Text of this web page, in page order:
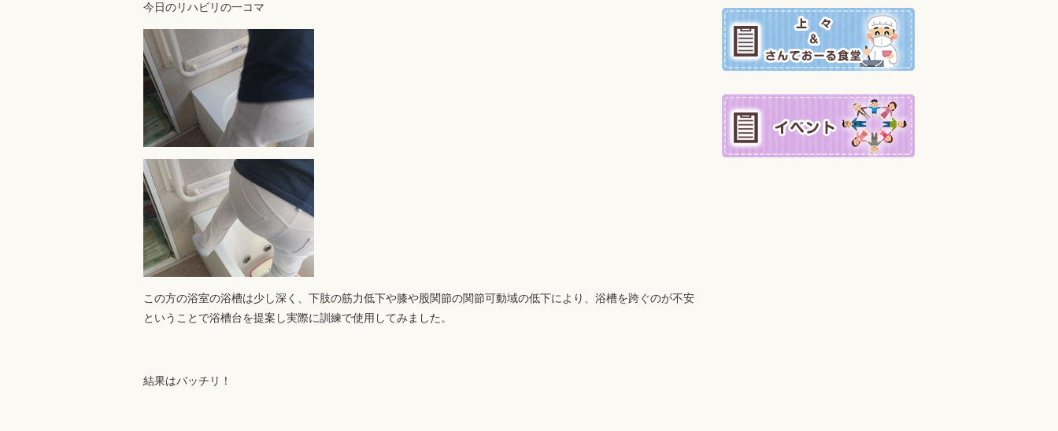
今日のリハビリの一コマ
この方の浴室の浴槽は少し深く、下肢の筋力低下や膝や股関節の関節可動域の低下により、浴槽を跨ぐのが不安
ということで浴槽台を提案し実際に訓練で使用してみました。
結果はバッチリ！